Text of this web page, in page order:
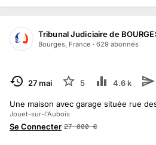
Tribunal Judiciaire de
Bourges, France · 629 abonnés
TERMINÉ27 mai 5 4.6 k
Une maison avec garage située rue
Jouet-sur-l'Aubois
Se Connecter 27 000 €